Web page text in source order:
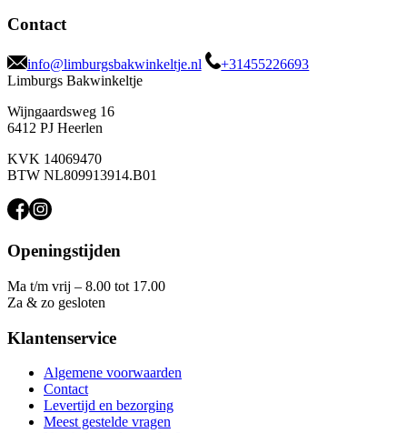
Contact
info@limburgsbakwinkeltje.nl
+31455226693
Limburgs Bakwinkeltje
Wijngaardsweg 16
6412 PJ Heerlen
KVK 14069470
BTW NL809913914.B01
Openingstijden
Ma t/m vrij – 8.00 tot 17.00
Za & zo gesloten
Klantenservice
Algemene voorwaarden
Contact
Levertijd en bezorging
Meest gestelde vragen